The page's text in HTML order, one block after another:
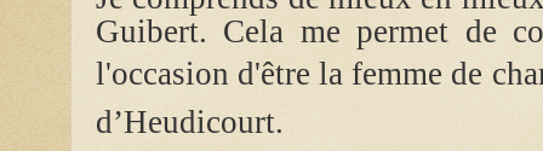
Guibert. Cela me permet de
l'occasion d'être la femme de
d’Heudicourt.